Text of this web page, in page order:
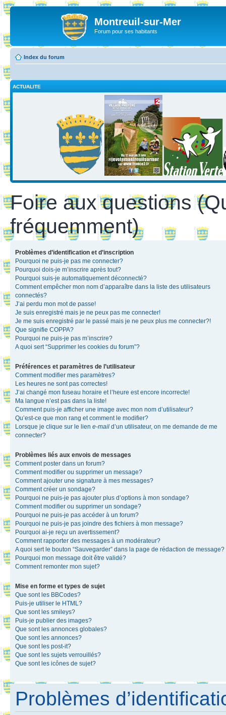
Montreuil-sur-Mer
Forum pour ses habitants
Index du forum
ACTUALITE
Foire aux questions
fréquemment)
Problèmes d’identification et d’inscription
Pourquoi ne puis-je pas me connecter?
Pourquoi dois-je m’inscrire après tout?
Pourquoi suis-je automatiquement déconnecté?
Comment empêcher mon nom d’apparaître dans la liste des utilisateurs
connectés?
J’ai perdu mon mot de passe!
Je suis enregistré mais je ne peux pas me connecter!
Je me suis enregistré par le passé mais je ne peux plus me connecter?!
Que signifie COPPA?
Pourquoi ne puis-je pas m’inscrire?
A quoi sert “Supprimer les cookies du forum”?
Préférences et paramètres de l’utilisateur
Comment modifier mes paramètres?
Les heures ne sont pas correctes!
J’ai changé mon fuseau horaire et l’heure est encore incorrecte!
Ma langue n’est pas dans la liste!
Comment puis-je afficher une image avec mon nom d’utilisateur?
Qu’est-ce que mon rang et comment le modifier?
Lorsque je clique sur le lien e-mail d’un utilisateur, on me demande de me
connecter?
Problèmes liés aux envois de messages
Comment poster dans un forum?
Comment modifier ou supprimer un message?
Comment ajouter une signature à mes messages?
Comment créer un sondage?
Pourquoi ne puis-je pas ajouter plus d’options à mon sondage?
Comment modifier ou supprimer un sondage?
Pourquoi ne puis-je pas accéder à un forum?
Pourquoi ne puis-je pas joindre des fichiers à mon message?
Pourquoi ai-je reçu un avertissement?
Comment rapporter des messages à un modérateur?
A quoi sert le bouton “Sauvegarder” dans la page de rédaction de message?
Pourquoi mon message doit être validé?
Comment remonter mon sujet?
Mise en forme et types de sujet
Que sont les BBCodes?
Puis-je utiliser le HTML?
Que sont les smileys?
Puis-je publier des images?
Que sont les annonces globales?
Que sont les annonces?
Que sont les post-it?
Que sont les sujets verrouillés?
Que sont les icônes de sujet?
Problèmes